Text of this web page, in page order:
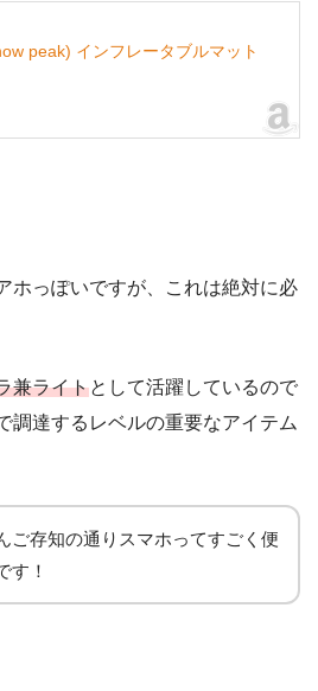
peak) インフレータブルマット
ホっぽいですが、これは絶対に必
兼ライトとして活躍しているので
調達するレベルの重要なアイテム
ご存知の通りスマホってすごく便
す！